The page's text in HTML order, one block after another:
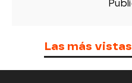
Las más vistas